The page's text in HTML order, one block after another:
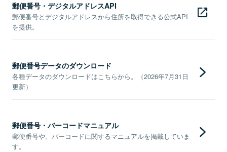
郵便番号・デジタルアドレスAPI
郵便番号とデジタルアドレスから住所を取得できる公式API
を提供。
郵便番号データのダウンロード
各種データのダウンロードはこちらから。（2026年7月31日
更新）
郵便番号・バーコードマニュアル
郵便番号や、バーコードに関するマニュアルを掲載していま
す。